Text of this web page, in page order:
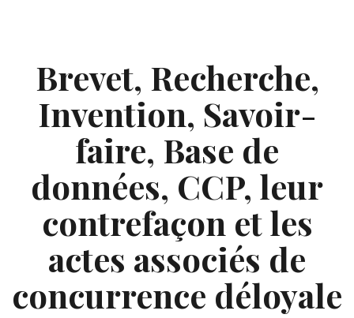
Brevet, Recherche,
Invention, Savoir-
faire, Base de
données, CCP, leur
contrefaçon et les
actes associés de
concurrence déloyale